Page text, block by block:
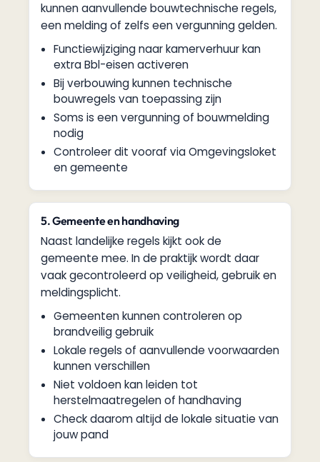
kunnen aanvullende bouwtechnische regels,
een melding of zelfs een vergunning gelden.
Functiewijziging naar kamerverhuur kan
extra Bbl-eisen activeren
Bij verbouwing kunnen technische
bouwregels van toepassing zijn
Soms is een vergunning of bouwmelding
nodig
Controleer dit vooraf via Omgevingsloket
en gemeente
5. Gemeente en handhaving
Naast landelijke regels kijkt ook de
gemeente mee. In de praktijk wordt daar
vaak gecontroleerd op veiligheid, gebruik en
meldingsplicht.
Gemeenten kunnen controleren op
brandveilig gebruik
Lokale regels of aanvullende voorwaarden
kunnen verschillen
Niet voldoen kan leiden tot
herstelmaatregelen of handhaving
Check daarom altijd de lokale situatie van
jouw pand